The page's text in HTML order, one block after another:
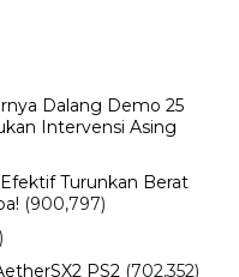
Aktivitas